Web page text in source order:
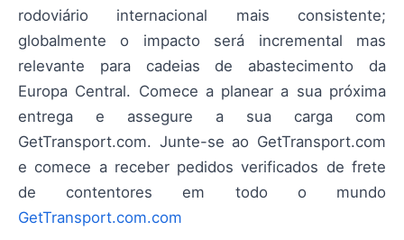
rodoviário internacional mais consistente;
globalmente o impacto será incremental mas
relevante para cadeias de abastecimento da
Europa Central. Comece a planear a sua próxima
entrega e assegure a sua carga com
GetTransport.com. Junte-se ao GetTransport.com
e comece a receber pedidos verificados de frete
de contentores em todo o mundo
GetTransport.com.com